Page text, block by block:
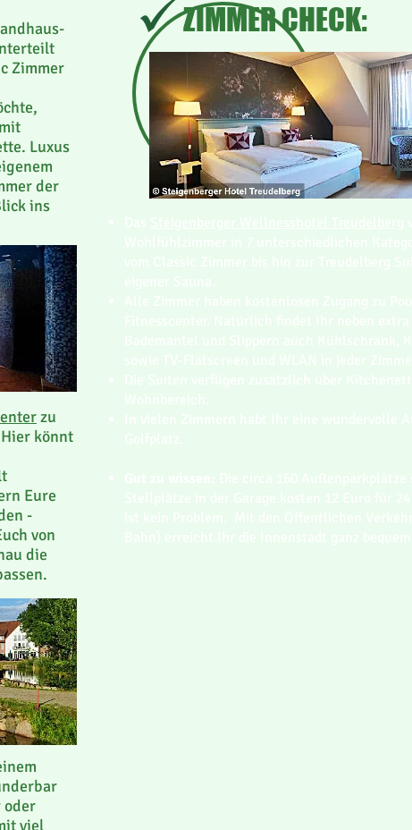
Zimmer
Luxus
der
ins
zu
könnt
Eure
-
von
die
ZIMMER CHECK:
oder
viel